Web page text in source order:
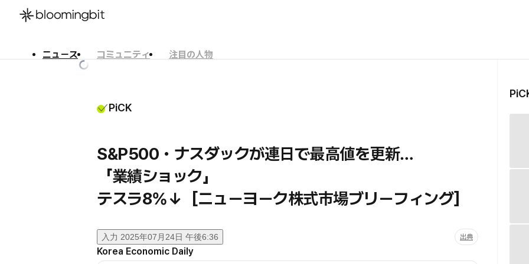
ニュース コミュニティ
注目の人物
PiCK
S&P500・ナスダックが連日で最高値を更新…
「業績ショック」
テスラ8%↓［ニューヨーク株式市場ブリーフィング］
入力 2025年07月24日 午後6:36 出典
Korea Economic Daily